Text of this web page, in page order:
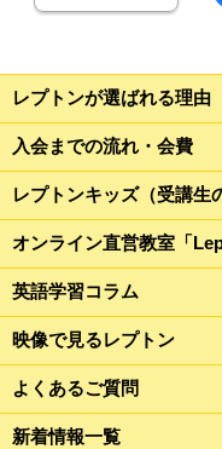
レプトンが選ばれる理由
入会までの流れ・会費
レプトンキッズ（受講生
オンライン直営教室「
英語学習コラム
映像で見るレプトン
よくあるご質問
新着情報一覧